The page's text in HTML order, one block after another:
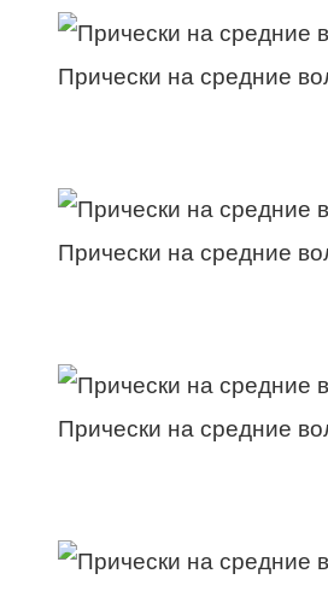
Прически на средние
Прически на средние
Прически на средние